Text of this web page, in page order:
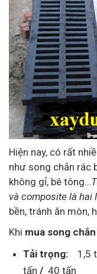
Hiện nay, có rất
như song chắn rác
không gỉ, bê tông…
và composite là hai
bền, tránh ăn mòn,
Khi mua song
Tải trọng: 1,5
tấn / 40 tấn